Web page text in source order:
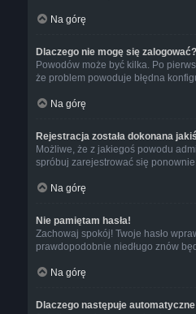
Na górę
Dlaczego nie mogę się zalogować?
Powodów może być kilka. Po
że problem powoduje błędna
Na górę
Rejestracja została dokonana
Możliwe, że z jakiegoś powodu
spróbuj zarejestrować się
Na górę
Nie pamiętam hasła!
Zachowaj spokój! Twoje hasło
prawdopodobnie niedługo znów
Na górę
Dlaczego następuje